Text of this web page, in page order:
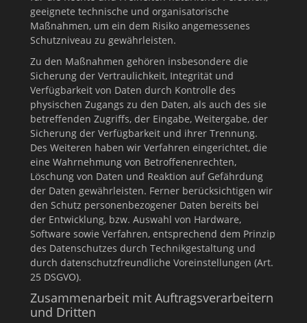
geeignete technische und organisatorische
Maßnahmen, um ein dem Risiko angemessenes
Schutzniveau zu gewährleisten.
Zu den Maßnahmen gehören insbesondere die
Sicherung der Vertraulichkeit, Integrität und
Verfügbarkeit von Daten durch Kontrolle des
physischen Zugangs zu den Daten, als auch des sie
betreffenden Zugriffs, der Eingabe, Weitergabe, der
Sicherung der Verfügbarkeit und ihrer Trennung.
Des Weiteren haben wir Verfahren eingerichtet, die
eine Wahrnehmung von Betroffenenrechten,
Löschung von Daten und Reaktion auf Gefährdung
der Daten gewährleisten. Ferner berücksichtigen wir
den Schutz personenbezogener Daten bereits bei
der Entwicklung, bzw. Auswahl von Hardware,
Software sowie Verfahren, entsprechend dem Prinzip
des Datenschutzes durch Technikgestaltung und
durch datenschutzfreundliche Voreinstellungen (Art.
25 DSGVO).
Zusammenarbeit mit Auftragsverarbeitern
und Dritten